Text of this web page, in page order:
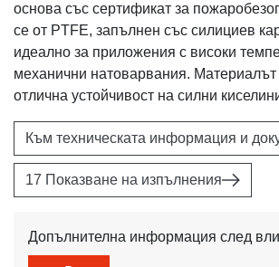
основа със сертификат за
се от PTFE, запълнен със силициев
идеално за приложения с високи
механични натоварвания. Материалът
отлична устойчивост на силни
Към техническата информация и
17 Показване на изпълнения
Допълнителна информация след